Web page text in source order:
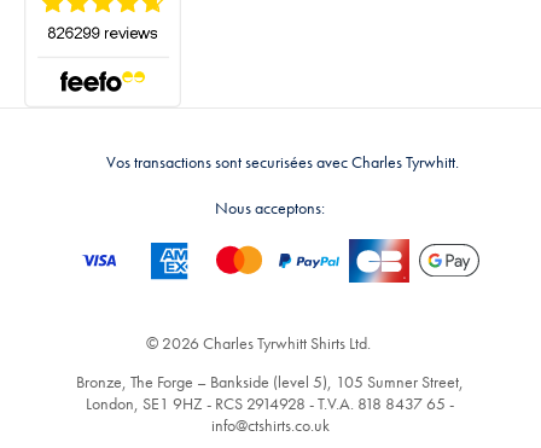
Vos transactions sont securisées avec Charles Tyrwhitt.
Nous acceptons:
© 2026 Charles Tyrwhitt Shirts Ltd.
Bronze, The Forge – Bankside (level 5), 105 Sumner Street,
London, SE1 9HZ - RCS 2914928 - T.V.A. 818 8437 65 -
info@ctshirts.co.uk